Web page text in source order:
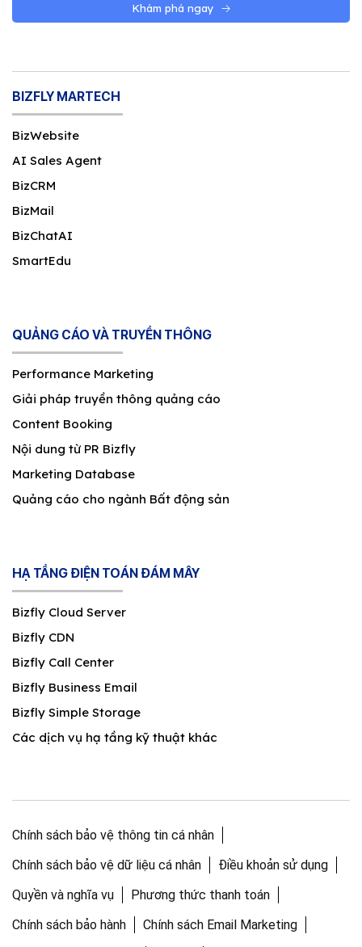
Khám phá ngay
BIZFLY MARTECH
BizWebsite
AI Sales Agent
BizCRM
BizMail
BizChatAI
SmartEdu
QUẢNG CÁO VÀ TRUYỀN THÔNG
Performance Marketing
Giải pháp truyền thông quảng cáo
Content Booking
Nội dung từ PR Bizfly
Marketing Database
Quảng cáo cho ngành Bất động sản
HẠ TẦNG ĐIỆN TOÁN ĐÁM MÂY
Bizfly Cloud Server
Bizfly CDN
Bizfly Call Center
Bizfly Business Email
Bizfly Simple Storage
Các dịch vụ hạ tầng kỹ thuật khác
Chính sách bảo vệ thông tin cá nhân
Chính sách bảo vệ dữ liệu cá nhân
Điều khoản sử dụng
Quyền và nghĩa vụ
Phương thức thanh toán
Chính sách bảo hành
Chính sách Email Marketing